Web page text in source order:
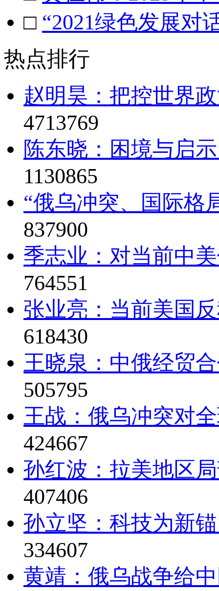
□ “2021绿色发展对
热点排行
赵明昊：把控世界
4713769
陈东晓：困境与启
1130865
“俄乌冲突、国际格
837900
季志业：对当前中
764551
张业亮：当前美国
618430
王晓泉：中俄经贸
505795
王战：俄乌冲突对
424667
孙红波：拉美地区
407406
孙立坚：科技为新
334607
黄靖：俄乌战争给